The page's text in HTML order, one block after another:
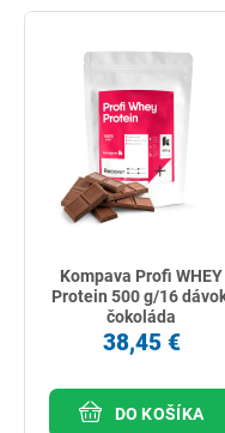
Kompava Profi WHEY
Protein 500 g/16
čokoláda
38,45 €
DO KOŠÍKA